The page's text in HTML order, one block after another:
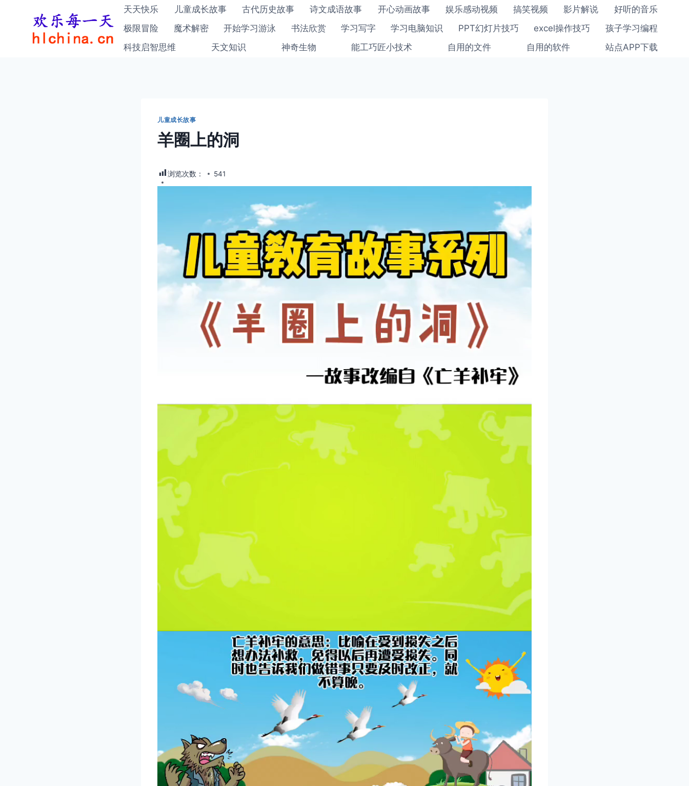
天天快乐 儿童成长故事 古代历史故事 诗文成语故事 开心动画故事 娱乐感动视频 搞笑视频 影片解说
好听的音乐
极限冒险
魔术解密 开始学习游泳 书法欣赏 学习写字 学习电脑知识 PPT幻灯片技巧 excel操作技巧
孩子学习编程
科技启智思维
天文知识 神奇生物 能工巧匠小技术 自用的文件 自用的软件 站点APP下载
儿童成长故事
羊圈上的洞
浏览次数： 541